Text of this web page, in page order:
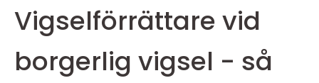
Vigselförrättare vid
borgerlig vigsel - så